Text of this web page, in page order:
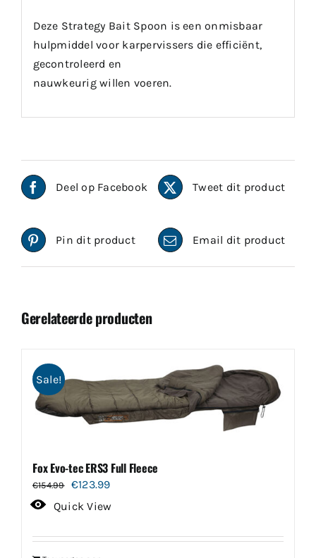
Deze Strategy Bait Spoon is een onmisbaar
hulpmiddel voor karpervissers die efficiënt,
gecontroleerd en
nauwkeurig willen voeren.
Deel op Facebook Tweet dit product
Pin dit product Email dit product
Gerelateerde producten
Sale!
Fox Evo-tec ERS3 Full Fleece
€154.99
Oorspronkelijke
prijs
€154.99.
€123.99Huidige
prijs
€123.99.
Quick View